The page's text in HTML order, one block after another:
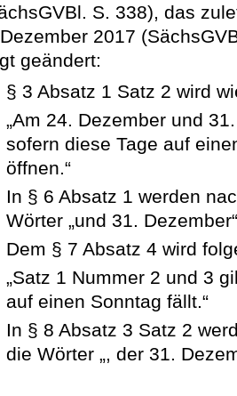
S. 338), das
2017
geändert:
§ 3 Absatz 1 Satz 2 wird
„Am 24. Dezember und
sofern diese Tage auf
öffnen.“
In § 6 Absatz 1 werden
Wörter „und 31.
Dem § 7 Absatz 4 wird
„Satz 1 Nummer 2 und 3
auf einen Sonntag fällt.“
In § 8 Absatz 3 Satz 2
die Wörter „, der 31.